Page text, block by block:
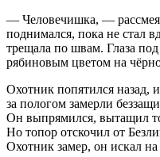
— Человечишка, —
поднимался, пока не стал
трещала по швам. Глаза
рябиновым цветом на
Охотник попятился назад,
за пологом замерли
Он выпрямился, вытащил
Но топор отскочил от
Охотник замер, он искал